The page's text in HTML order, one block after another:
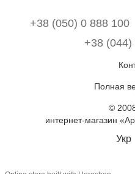
+38 (050) 0 888 100
+38 (044)
Полная
©
интернет-магазин
Укр